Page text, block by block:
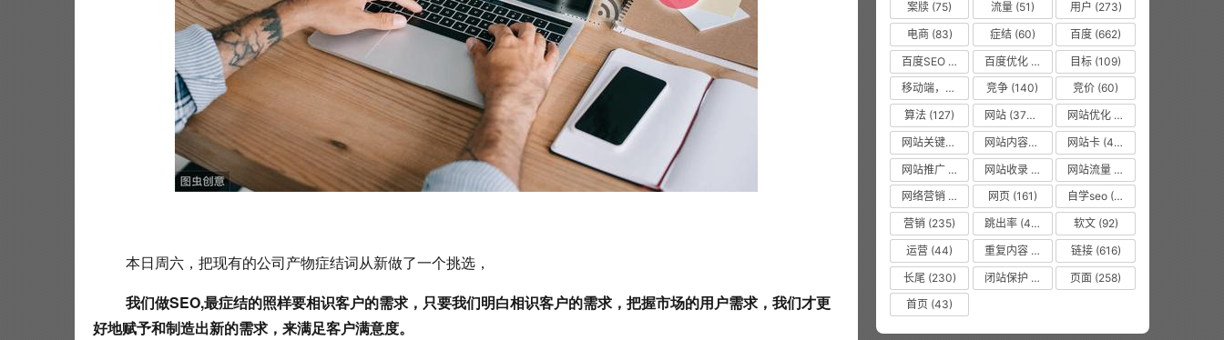
本日周六，把现有的公司产物症结词从新做了一个挑选，
我们做SEO,最症结的照样要相识客户的需求，只要我们明白相识客户的需求，把握市场的用户需求，我们才更
好地赋予和制造出新的需求，来满足客户满意度。
案牍 (75) 流量(51) 用户 (273)
电商(83) 症结(60) 百度 (662)
百度SEO
百度优化 目标 (109)
移动端，seo优化
(475)
竞争 (140) 竞价 (60)
算法 (127) 网站 (3750) 网站优化
网站关键词
网站内容更新 (36)网站卡 (475)
网站推广
网站收录 网站流量
网络营销
网页(161) 自学seo (50)
营销 (235) 跳出率 (479) 软文(92)
运营 (44) 重复内容 链接(616)
长尾 (230) 闭站保护 页面 (258)
首页 (43)